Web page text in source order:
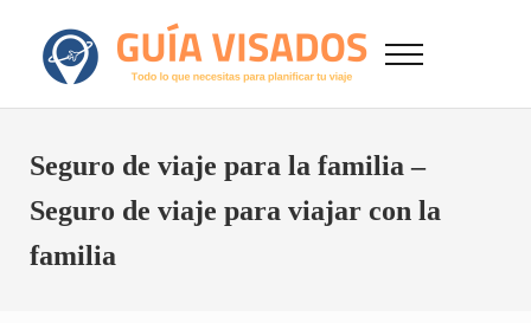
GuiaVisado.com - Guía de visados de viaje en
Otro sitio realizado con WordPress
Menu
Seguro de viaje para la familia –
Seguro de viaje para viajar con la
familia